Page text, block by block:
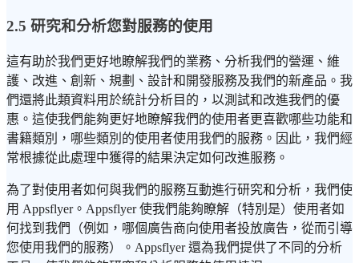
2.5 研究和分析您對服務的使用
這有助於我們更好地瞭解我們的業務、分析我們的營運、維
護、改進、創新、規劃、設計和開發服務及我們的新產品。我
們還將此類資料用於統計分析目的，以測試和改進我們的優
惠。這使我們能夠更好地瞭解我們的使用者更喜歡哪些功能和
書籍類別，哪些類別的使用者使用我們的服務。因此，我們經
常根據從此處理中獲得的結果決定如何改進服務。
為了對使用者如何與我們的服務互動進行研究和分析，我們使
用 Appsflyer。Appsflyer 使我們能夠瞭解（特別是）使用者如
何找到我們（例如，哪個廣告商向使用者投放廣告，從而引導
您使用我們的服務）。Appsflyer 還為我們提供了不同的分析